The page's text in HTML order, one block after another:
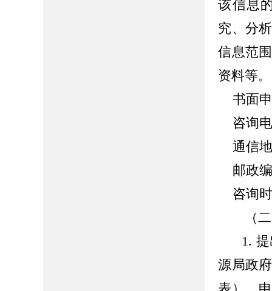
该信息
究、分
信息范
资料等。
书面申
咨询
通信
邮政编
咨询时
（
1.
源局政